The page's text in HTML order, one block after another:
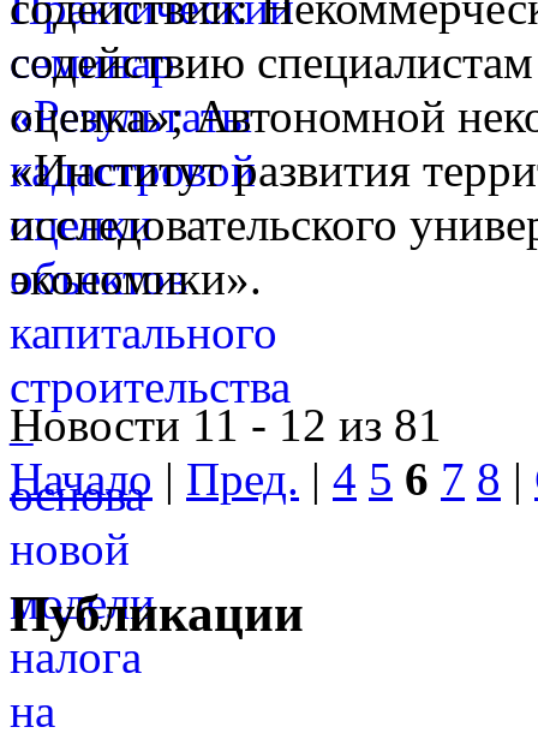
содействию
оценка»; Автономной
«Институт развития
исследовательского
экономики».
Новости 11 - 12 из 81
Начало | Пред. | 4 5 6 7 8 |
Публикации